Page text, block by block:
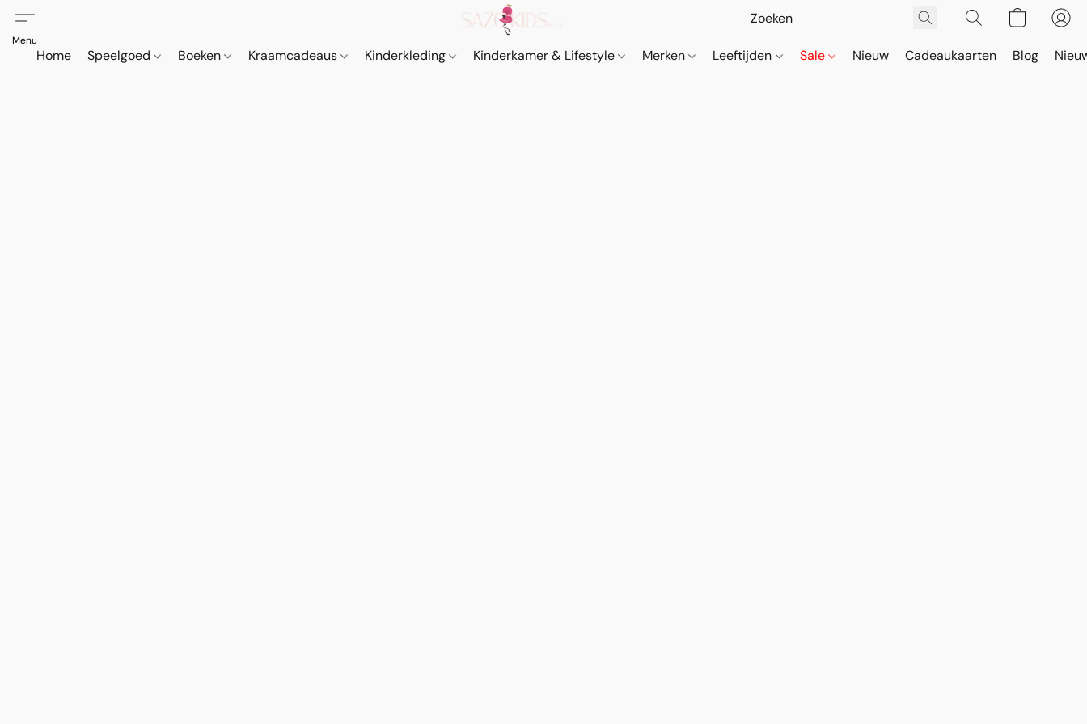
Home Speelgoed Boeken Kraamcadeaus Kinderkleding Kinderkamer & Lifestyle Merken Leeftijden Sale Nieuw Cadeaukaarten Blog